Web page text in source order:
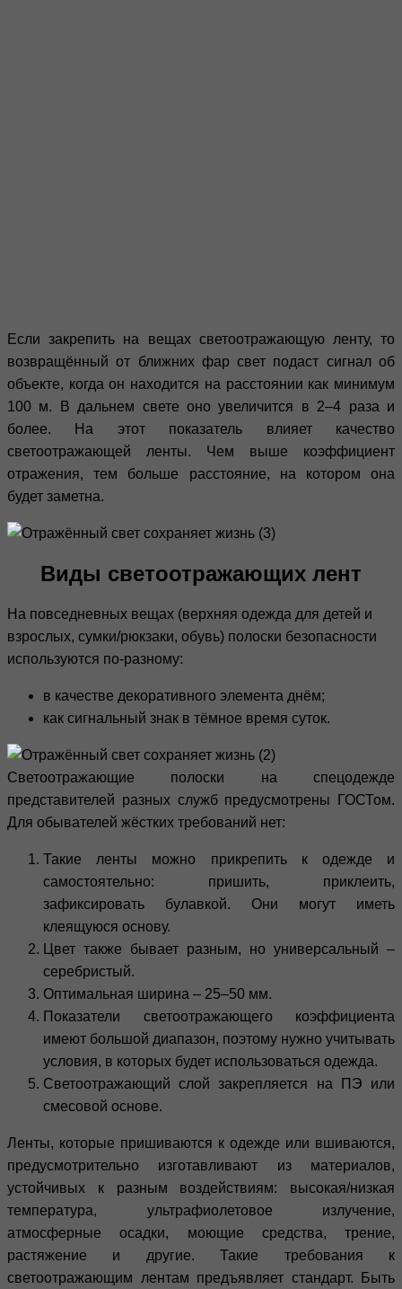
Если закрепить на вещах светоотражающую ленту, то
возвращённый от ближних фар свет подаст сигнал об
объекте, когда он находится на расстоянии как минимум
100 м. В дальнем свете оно увеличится в 2–4 раза и
более. На этот показатель влияет качество
светоотражающей ленты. Чем выше коэффициент
отражения, тем больше расстояние, на котором она
будет заметна.
Виды светоотражающих лент
На повседневных вещах (верхняя одежда для детей и
взрослых, сумки/рюкзаки, обувь) полоски безопасности
используются по-разному:
в качестве декоративного элемента днём;
как сигнальный знак в тёмное время суток.
Светоотражающие полоски на спецодежде
представителей разных служб предусмотрены ГОСТом.
Для обывателей жёстких требований нет:
Такие ленты можно прикрепить к одежде и
самостоятельно: пришить, приклеить,
зафиксировать булавкой. Они могут иметь
клеящуюся основу.
Цвет также бывает разным, но универсальный –
серебристый.
Оптимальная ширина – 25–50 мм.
Показатели светоотражающего коэффициента
имеют большой диапазон, поэтому нужно учитывать
условия, в которых будет использоваться одежда.
Светоотражающий слой закрепляется на ПЭ или
смесовой основе.
Ленты, которые пришиваются к одежде или вшиваются,
предусмотрительно изготавливают из материалов,
устойчивых к разным воздействиям: высокая/низкая
температура, ультрафиолетовое излучение,
атмосферные осадки, моющие средства, трение,
растяжение и другие. Такие требования к
светоотражающим лентам предъявляет стандарт. Быть